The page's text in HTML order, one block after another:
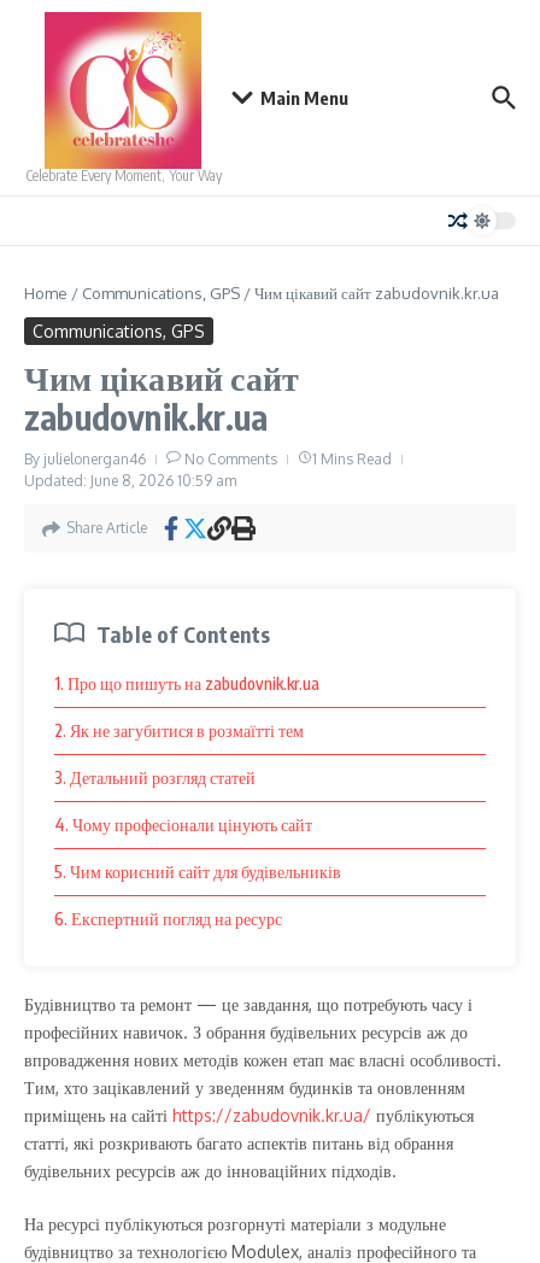
Skip to content
Celebrate Every Moment, Your Way
Main Menu
Home / Communications, GPS /Чим цікавий сайт zabudovnik.kr.ua
Communications, GPS
Чим цікавий сайт
zabudovnik.kr.ua
By julielonergan46 No Comments
1 Mins Read
Updated: June 8, 2026 10:59 am
Share Article
Table of Contents
1. Про що пишуть на zabudovnik.kr.ua
2. Як не загубитися в розмаїтті тем
3. Детальний розгляд статей
4. Чому професіонали цінують сайт
5. Чим корисний сайт для будівельників
6. Експертний погляд на ресурс
Будівництво та ремонт — це завдання, що потребують часу і
професійних навичок. З обрання будівельних ресурсів аж до
впровадження нових методів кожен етап має власні особливості.
Тим, хто зацікавлений у зведенням будинків та оновленням
приміщень на сайті https://zabudovnik.kr.ua/ публікуються
статті, які розкривають багато аспектів питань від обрання
будівельних ресурсів аж до інноваційних підходів.
На ресурсі публікуються розгорнуті матеріали з модульне
будівництво за технологією Modulex, аналіз професійного та